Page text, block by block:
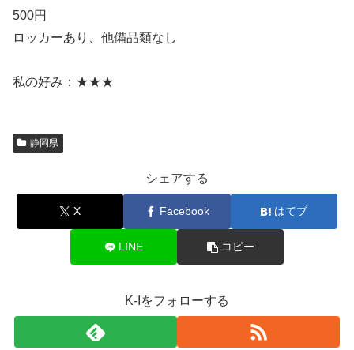
500円
ロッカーあり、他備品類なし
私の好み：★★★
静岡県
シェアする
X Facebook はてブ
LINE コピー
K-Iをフォローする